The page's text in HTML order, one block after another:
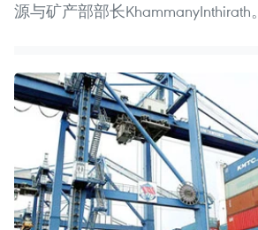
源与矿产部部长KhammanyInthirath。